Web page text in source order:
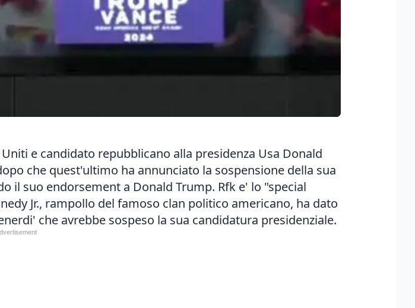
e candidato repubblicano alla presidenza Usa Donald
che quest'ultimo ha annunciato la sospensione della sua
il suo endorsement a Donald Trump. Rfk e' lo "special
Jr., rampollo del famoso clan politico americano, ha dato
che avrebbe sospeso la sua candidatura presidenziale.